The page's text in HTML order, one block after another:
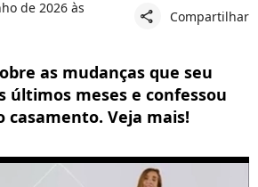
de 2026 às
share Compartilhar
as mudanças que seu
últimos meses e confessou
casamento. Veja mais!